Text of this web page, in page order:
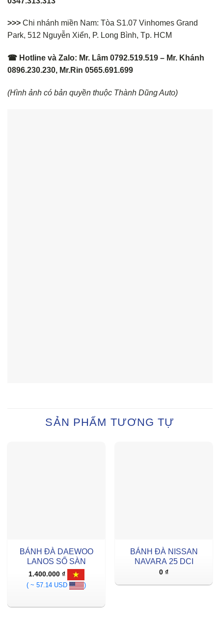
>>> Chi nhánh miền Nam: Tòa S1.07 Vinhomes Grand
Park, 512 Nguyễn Xiển, P. Long Bình, Tp. HCM
☎ Hotline và Zalo: Mr. Lâm 0792.519.519 – Mr. Khánh
0896.230.230, Mr.Rin 0565.691.699
(Hình ảnh có bản quyền thuộc Thành Dũng Auto)
SẢN PHẨM TƯƠNG TỰ
BÁNH ĐÀ DAEWOO
LANOS SỐ SÀN
1.400.000 ₫
( ~ 57.14 USD
)
BÁNH ĐÀ NISSAN
NAVARA 25 DCI
0 ₫